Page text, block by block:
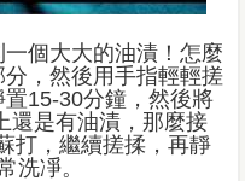
個大大的油漬！怎麼
，然後用手指輕輕搓
15-30分鐘，然後將
還是有油漬，那麼接
打，繼續搓揉，再靜
洗凈。